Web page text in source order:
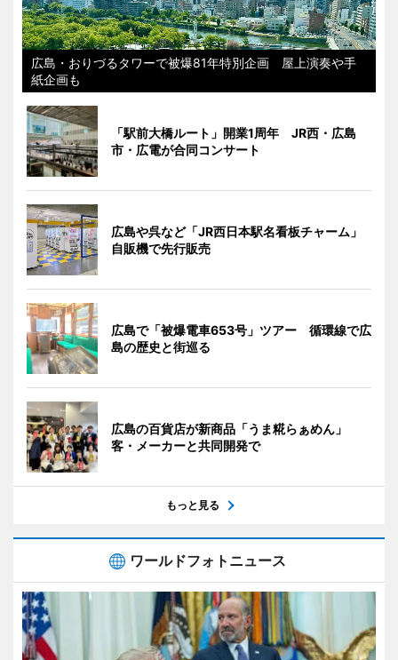
広島・おりづるタワーで被爆81年特別企画 屋上演奏や手
紙企画も
「駅前大橋ルート」開業1周年 JR西・広島
市・広電が合同コンサート
広島や呉など「JR西日本駅名看板チャーム」
自販機で先行販売
広島で「被爆電車653号」ツアー 循環線で広
島の歴史と街巡る
広島の百貨店が新商品「うま糀らぁめん」
客・メーカーと共同開発で
もっと見る
ワールドフォトニュース